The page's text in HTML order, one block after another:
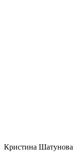
Кристина Шатунова